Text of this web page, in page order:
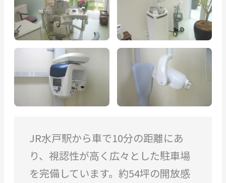
JR水戸駅から車で10分の距離にあ
り、視認性が高く広々とした駐車場
を完備しています。約54坪の開放感